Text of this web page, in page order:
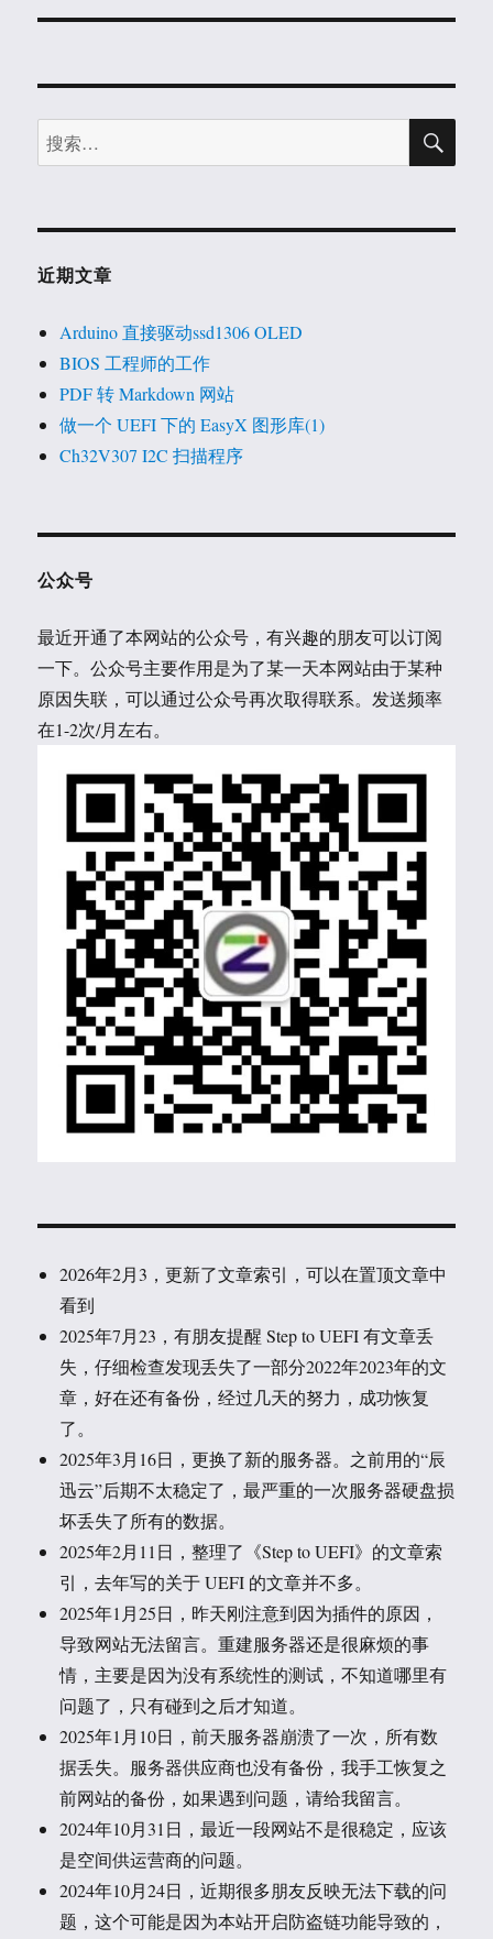
文
搜
索：
搜
近期文章
Arduino 直接驱动ssd1306 OLED
BIOS 工程师的工作
PDF 转 Markdown 网站
做一个 UEFI 下的 EasyX 图形库(1)
Ch32V307 I2C 扫描程序
公众号
最近开通了本网站的公众号，有兴趣的朋友可以订阅
一下。公众号主要作用是为了某一天本网站由于某种
原因失联，可以通过公众号再次取得联系。发送频率
在1-2次/月左右。
2026年2月3，更新了文章索引，可以在置顶文章中
看到
2025年7月23，有朋友提醒 Step to UEFI 有文章丢
失，仔细检查发现丢失了一部分2022年2023年的文
章，好在还有备份，经过几天的努力，成功恢复
了。
2025年3月16日，更换了新的服务器。之前用的“辰
迅云”后期不太稳定了，最严重的一次服务器硬盘损
坏丢失了所有的数据。
2025年2月11日，整理了《Step to UEFI》的文章索
引，去年写的关于 UEFI 的文章并不多。
2025年1月25日，昨天刚注意到因为插件的原因，
导致网站无法留言。重建服务器还是很麻烦的事
情，主要是因为没有系统性的测试，不知道哪里有
问题了，只有碰到之后才知道。
2025年1月10日，前天服务器崩溃了一次，所有数
据丢失。服务器供应商也没有备份，我手工恢复之
前网站的备份，如果遇到问题，请给我留言。
2024年10月31日，最近一段网站不是很稳定，应该
是空间供运营商的问题。
2024年10月24日，近期很多朋友反映无法下载的问
题，这个可能是因为本站开启防盗链功能导致的，